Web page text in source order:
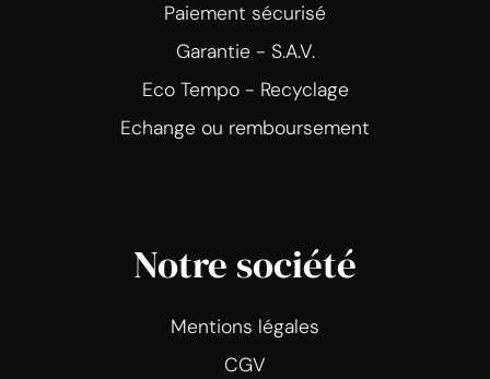
Paiement sécurisé
Garantie - S.A.V.
Eco Tempo - Recyclage
Echange ou remboursement
Notre société
Mentions légales
CGV